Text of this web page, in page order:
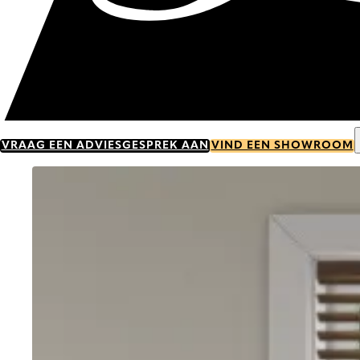
VRAAG EEN ADVIESGESPREK AAN VIND EEN SHOWROOM
Go to item 0